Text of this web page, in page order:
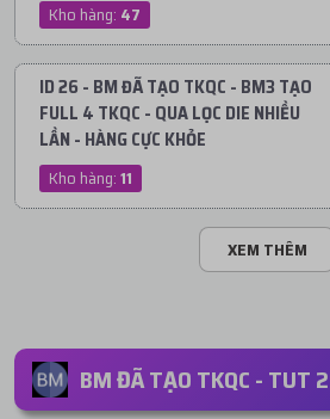
Kho hàng: 47
ID 26 - BM ĐÃ TẠO TKQC - BM3 TẠO
FULL 4 TKQC - QUA LỌC DIE NHIỀU
LẦN - HÀNG CỰC KHỎE
Kho hàng:11
XEM THÊM
BM ĐÃ TẠO TKQC - TUT 2